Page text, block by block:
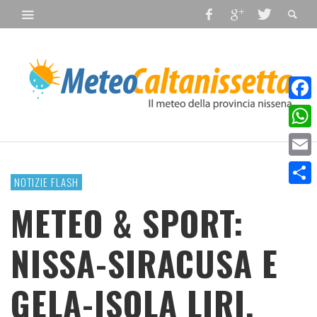
NOTIZIE FLASH
METEO & SPORT:
NISSA-SIRACUSA E
GELA-ISOLA LIRI.
Email